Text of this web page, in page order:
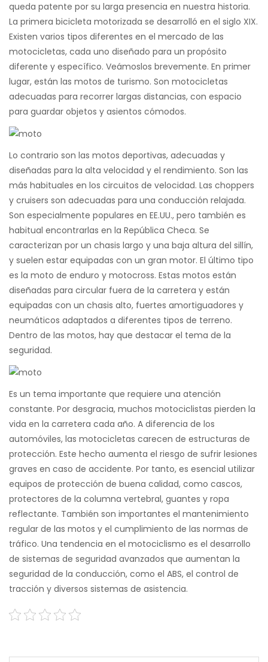
queda patente por su larga presencia en nuestra historia.
La primera bicicleta motorizada se desarrolló en el siglo XIX.
Existen varios tipos diferentes en el mercado de las
motocicletas, cada uno diseñado para un propósito
diferente y específico. Veámoslos brevemente. En primer
lugar, están las motos de turismo. Son motocicletas
adecuadas para recorrer largas distancias, con espacio
para guardar objetos y asientos cómodos.
Lo contrario son las motos deportivas, adecuadas y
diseñadas para la alta velocidad y el rendimiento. Son las
más habituales en los circuitos de velocidad. Las choppers
y cruisers son adecuadas para una conducción relajada.
Son especialmente populares en EE.UU., pero también es
habitual encontrarlas en la República Checa. Se
caracterizan por un chasis largo y una baja altura del sillín,
y suelen estar equipadas con un gran motor. El último tipo
es la moto de enduro y motocross. Estas motos están
diseñadas para circular fuera de la carretera y están
equipadas con un chasis alto, fuertes amortiguadores y
neumáticos adaptados a diferentes tipos de terreno.
Dentro de las motos, hay que destacar el tema de la
seguridad.
Es un tema importante que requiere una atención
constante. Por desgracia, muchos motociclistas pierden la
vida en la carretera cada año. A diferencia de los
automóviles, las motocicletas carecen de estructuras de
protección. Este hecho aumenta el riesgo de sufrir lesiones
graves en caso de accidente. Por tanto, es esencial utilizar
equipos de protección de buena calidad, como cascos,
protectores de la columna vertebral, guantes y ropa
reflectante. También son importantes el mantenimiento
regular de las motos y el cumplimiento de las normas de
tráfico. Una tendencia en el motociclismo es el desarrollo
de sistemas de seguridad avanzados que aumentan la
seguridad de la conducción, como el ABS, el control de
tracción y diversos sistemas de asistencia.